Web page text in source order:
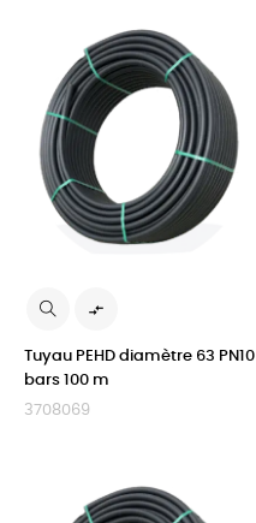

Tuyau PEHD diamètre 63 PN10
bars 100 m
3708069